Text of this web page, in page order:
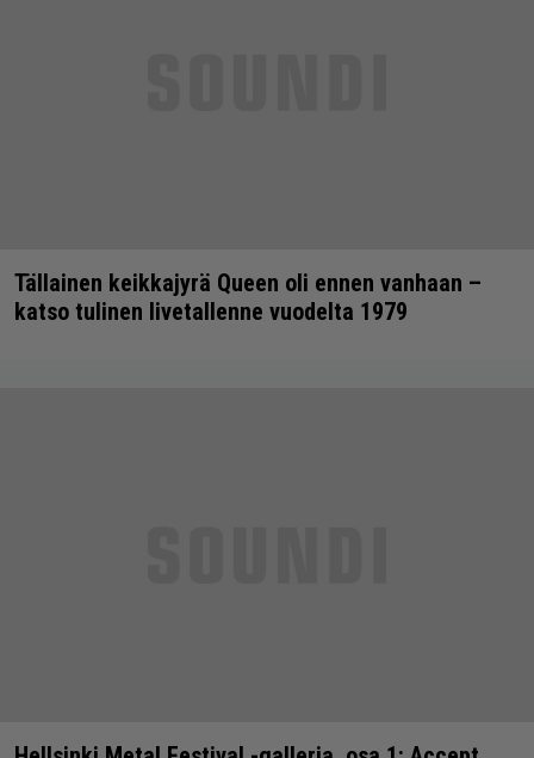
Tällainen keikkajyrä Queen oli ennen vanhaan –
katso tulinen livetallenne vuodelta 1979